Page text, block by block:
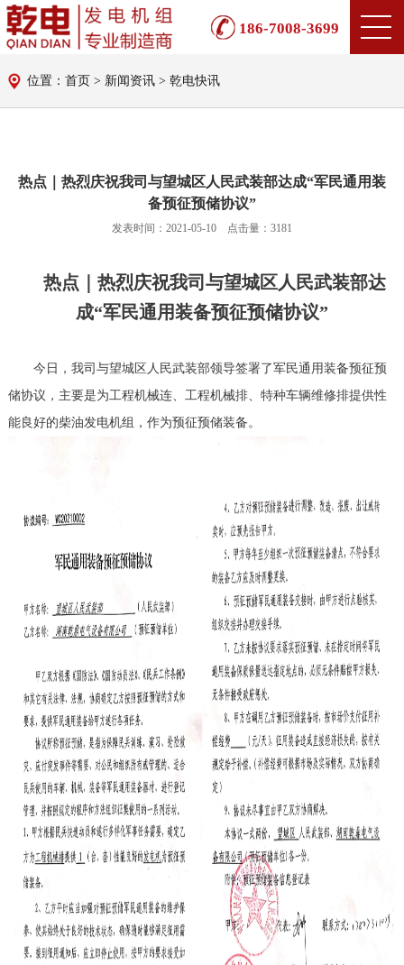
186-7008-3699
位置：首页 > 新闻资讯 > 乾电快讯
热点｜热烈庆祝我司与望城区人民武装部达成“军民通用装
备预征预储协议”
发表时间：2021-05-10 点击量：3181
热点｜热烈庆祝我司与望城区人民武装部达
成“军民通用装备预征预储协议”
今日，我司与望城区人民武装部领导签署了军民通用装备预征预
储协议，主要是为工程机械连、工程机械排、特种车辆维修排提供性
能良好的柴油发电机组，作为预征预储装备。